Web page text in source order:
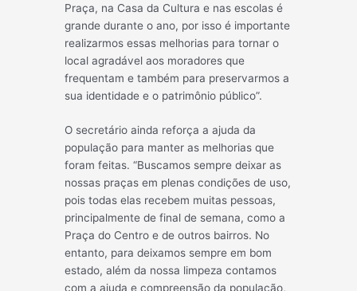
Praça, na Casa da Cultura e nas escolas é
grande durante o ano, por isso é importante
realizarmos essas melhorias para tornar o
local agradável aos moradores que
frequentam e também para preservarmos a
sua identidade e o patrimônio público”.
O secretário ainda reforça a ajuda da
população para manter as melhorias que
foram feitas. “Buscamos sempre deixar as
nossas praças em plenas condições de uso,
pois todas elas recebem muitas pessoas,
principalmente de final de semana, como a
Praça do Centro e de outros bairros. No
entanto, para deixamos sempre em bom
estado, além da nossa limpeza contamos
com a ajuda e compreensão da população,